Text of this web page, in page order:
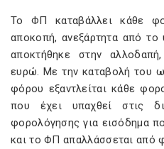
Το ΦΠ καταβάλλει κάθε
αποκοπή, ανεξάρτητα από
αποκτήθηκε στην
ευρώ. Με την καταβολή του
φόρου εξαντλείται κάθε
που έχει υπαχθεί στις
φορολόγησης για εισόδημα
και το ΦΠ απαλλάσσεται